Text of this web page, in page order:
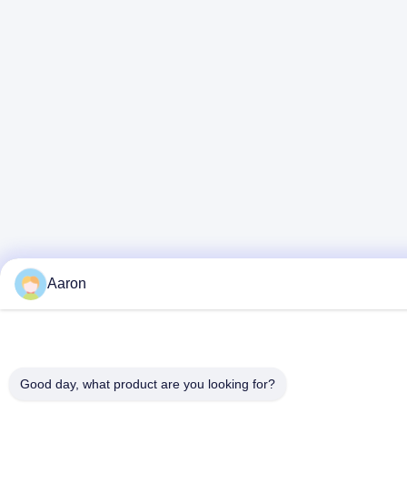
Aaron
Good day, what product are you looking for?